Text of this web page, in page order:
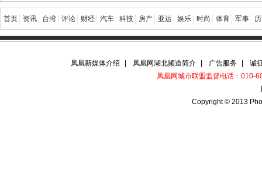
首页 资讯 台湾 评论 财经 汽车 科技 房产 亚运 娱乐 时尚 体育 军事
凤凰新媒体介绍 凤凰网湖北频道简介 广告服务
诚
凤凰网城市联盟监督电话：010-
Copyright © 2013